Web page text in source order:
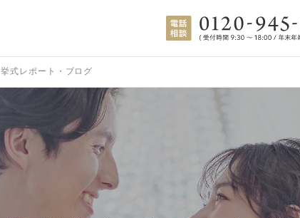
挙式レポート・ブログ